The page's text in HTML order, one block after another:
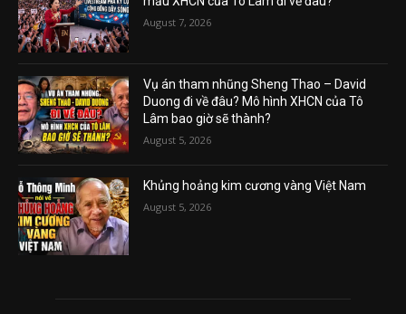
August 7, 2026
Vụ án tham nhũng Sheng Thao – David
Duong đi về đâu? Mô hình XHCN của Tô
Lâm bao giờ sẽ thành?
August 5, 2026
Khủng hoảng kim cương vàng Việt Nam
August 5, 2026